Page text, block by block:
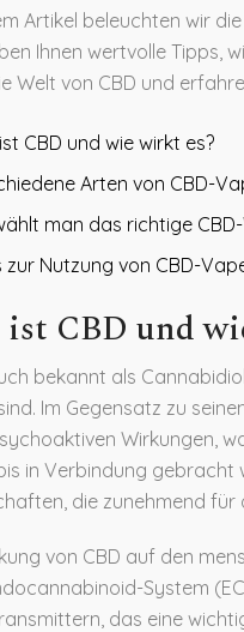
Artikel beleuchten wir
Ihnen wertvolle Tipps,
Welt von CBD und
CBD und wie wirkt es?
Arten von CBD-
man das richtige
zur Nutzung von CBD-
ist CBD und
bekannt als
Im Gegensatz zu
Wirkungen,
in Verbindung gebracht
die zunehmend
von CBD auf den
System
das eine